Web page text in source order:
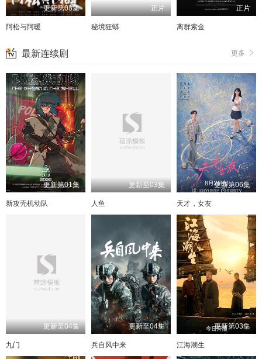
更新第03集
阿松与阿暖
正片
秘境狂蟒
正片
离群索金
更多
最新连续剧
更新第01集
新攻壳机动队
更新至03集
人鱼
更新第06集
天才，女友
更新至04集
九门
更新至04集
兵自风中来
更新第03集
江海潮生